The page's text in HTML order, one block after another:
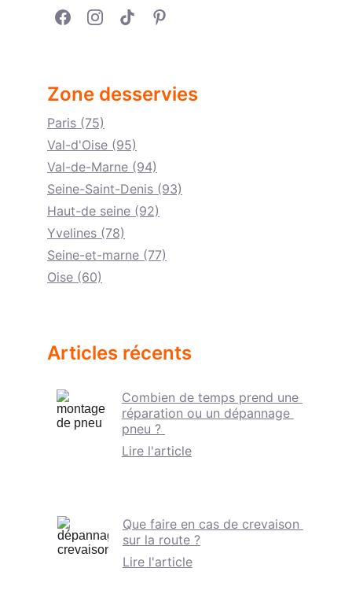
Zone desservies
Paris (75)
Val-d'Oise (95)
Val-de-Marne (94)
Seine-Saint-Denis (93)
Haut-de seine (92)
Yvelines (78)
Seine-et-marne (77)
Oise (60)
Articles récents
Combien de temps prend une
réparation ou un dépannage
pneu ?
Lire l'article
Que faire en cas de crevaison
sur la route ?
Lire l'article